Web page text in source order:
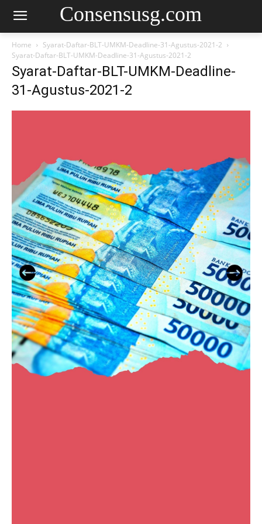
Consensusg.com
Home
Syarat-Daftar-BLT-UMKM-Deadline-31-Agustus-2021-2
Syarat-Daftar-BLT-UMKM-Deadline-31-Agustus-2021-2
Syarat-Daftar-BLT-UMKM-Deadline-
31-Agustus-2021-2